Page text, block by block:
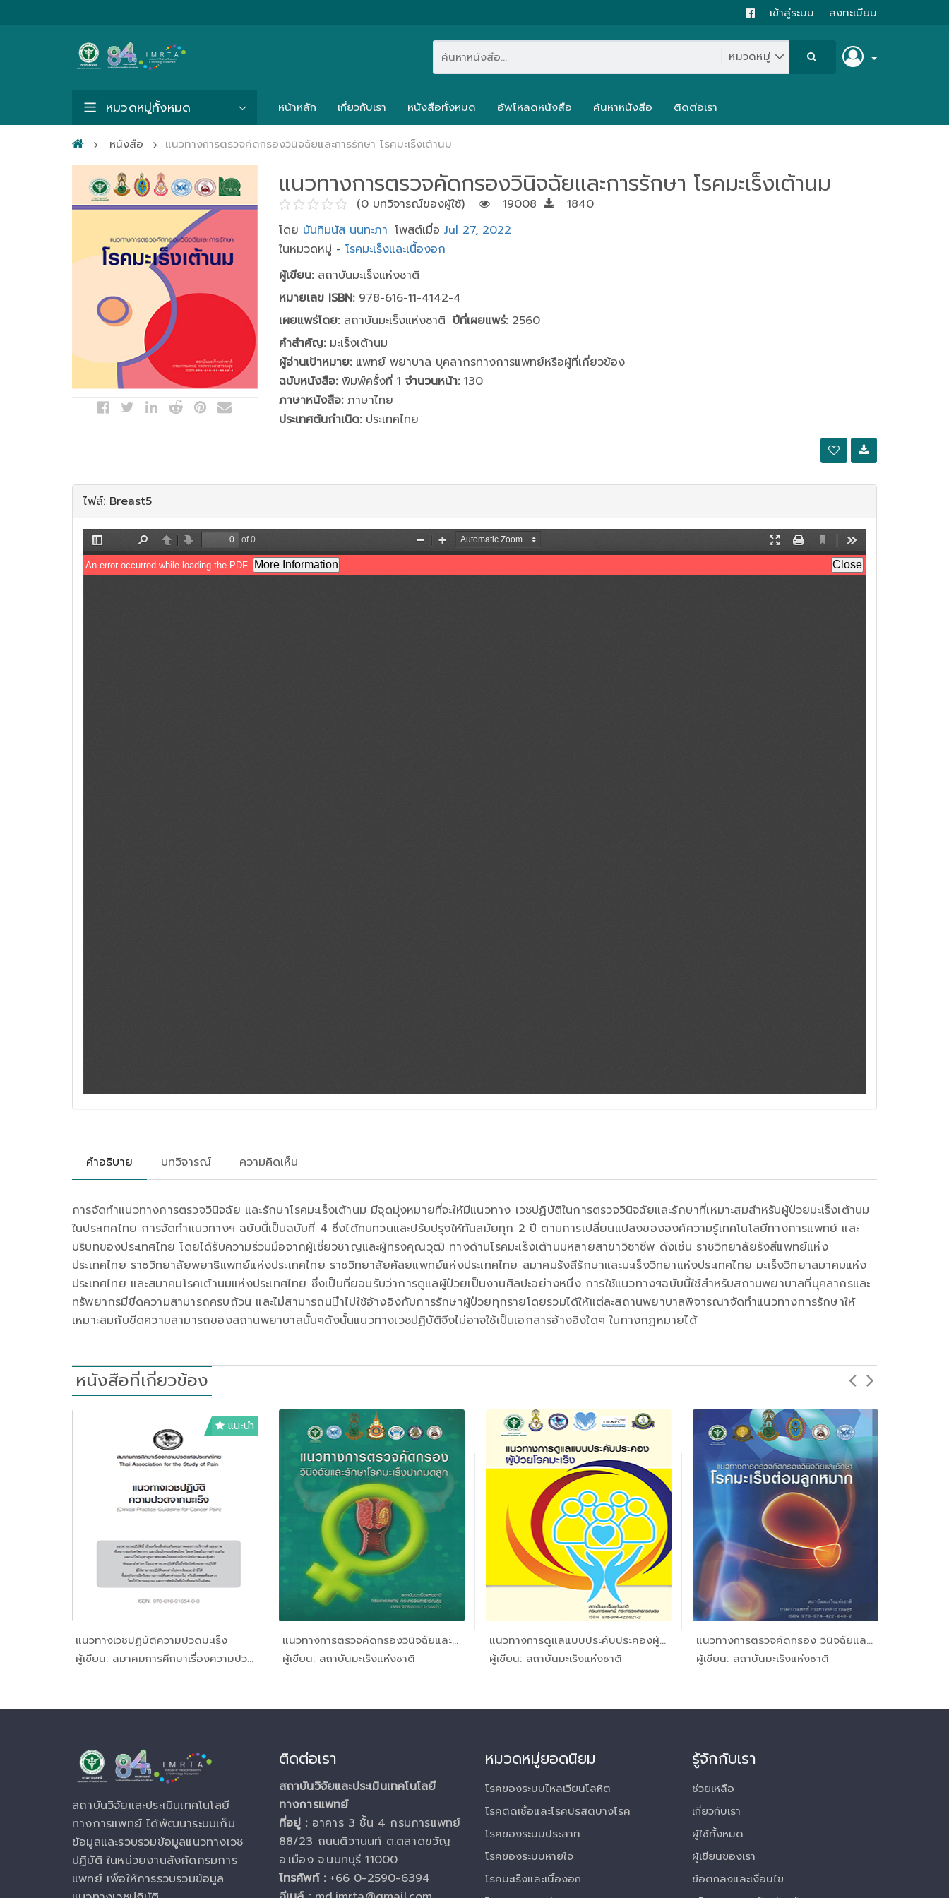
เข้าสู่ระบบ ลงทะเบียน
หมวดหมู่ทั้งหมด หน้าหลัก เกี่ยวกับเรา หนังสือทั้งหมด อัพโหลดหนังสือ ค้นหาหนังสือ ติดต่อเรา
หนังสือ แนวทางการตรวจคัดกรองวินิจฉัยและการรักษา โรคมะเร็งเต้านม
แนวทางการตรวจคัดกรองวินิจฉัยและการรักษา โรคมะเร็งเต้านม
(0 บทวิจารณ์ของผู้ใช้) 19008
1840
โดย นันทิมนัส นนทะภา โพสต์เมื่อ Jul 27, 2022
ในหมวดหมู่ - โรคมะเร็งและเนื้องอก
ผู้เขียน:สถาบันมะเร็งแห่งชาติ
หมายเลข ISBN:978-616-11-4142-4
เผยแพร่โดย:สถาบันมะเร็งแห่งชาติ ปีที่เผยแพร่:2560
คำสำคัญ:มะเร็งเต้านม
ผู้อ่านเป้าหมาย:แพทย์ พยาบาล บุคลากรทางการแพทย์หรือผู้ที่เกี่ยวข้อง
ฉบับหนังสือ:พิมพ์ครั้งที่ 1 จำนวนหน้า:130
ภาษาหนังสือ:ภาษาไทย
ประเทศต้นกำเนิด:ประเทศไทย
ไฟล์: Breast5
คำอธิบาย บทวิจารณ์ ความคิดเห็น
การจัดทำแนวทางการตรวจวินิจฉัย และรักษาโรคมะเร็งเต้านม มีจุดมุ่งหมายที่จะให้มีแนวทาง เวชปฏิบัติในการตรวจวินิจฉัยและรักษาที่เหมาะสมสำหรับผู้ป่วยมะเร็งเต้านม
ในประเทศไทย การจัดทำแนวทางฯ ฉบับนี้เป็นฉบับที่ 4 ซึ่งได้ทบทวนและปรับปรุงให้ทันสมัยทุก 2 ปี ตามการเปลี่ยนแปลงขององค์ความรู้เทคโนโลยีทางการแพทย์ และ
บริบทของประเทศไทย โดยได้รับความร่วมมือจากผู้เชี่ยวชาญและผู้ทรงคุณวุฒิ ทางด้านโรคมะเร็งเต้านมหลายสาขาวิชาชีพ ดังเช่น ราชวิทยาลัยรังสีแพทย์แห่ง
ประเทศไทย ราชวิทยาลัยพยาธิแพทย์แห่งประเทศไทย ราชวิทยาลัยศัลยแพทย์แห่งประเทศไทย สมาคมรังสีรักษาและมะเร็งวิทยาแห่งประเทศไทย มะเร็งวิทยาสมาคมแห่ง
ประเทศไทย และสมาคมโรคเต้านมแห่งประเทศไทย ซึ่งเป็นที่ยอมรับว่าการดูแลผู้ป่วยเป็นงานศิลปะอย่างหนึ่ง การใช้แนวทางฯฉบับนี้ใช้สำหรับสถานพยาบาลที่บุคลากรและ
ทรัพยากรมีขีดความสามารถครบถ้วน และไม่สามารถน􀁬ำไปใช้อ้างอิงกับการรักษาผู้ป่วยทุกรายโดยรวมได้ให้แต่ละสถานพยาบาลพิจารณาจัดทำแนวทางการรักษาให้
เหมาะสมกับขีดความสามารถของสถานพยาบาลนั้นๆดังนั้นแนวทางเวชปฏิบัติจึงไม่อาจใช้เป็นเอกสารอ้างอิงใดๆ ในทางกฎหมายได้
หนังสือที่เกี่ยวข้อง
แนะนำ
แนวทางเวชปฏิบัติความปวดมะเร็ง
ผู้เขียน: สมาคมการศึกษาเรื่องความปว...
In โรคมะเร...
แนวทางการตรวจคัดกรองวินิจฉัยและร...
ผู้เขียน: สถาบันมะเร็งแห่งชาติIn โรคมะเร...
แนวทางการดูแลแบบประคับประคองผู้ป...
ผู้เขียน: สถาบันมะเร็งแห่งชาติIn โรคมะเร...
แนวทางการตรวจคัดกรอง วินิจฉัยและ...
ผู้เขียน: สถาบันมะเร็งแห่งชาติIn โรคมะเร...
สถาบันวิจัยและประเมินเทคโนโลยี
ทางการแพทย์ ได้พัฒนาระบบเก็บ
ข้อมูลและรวบรวมข้อมูลแนวทางเวช
ปฏิบัติ ในหน่วยงานสังกัดกรมการ
แพทย์ เพื่อให้การรวบรวมข้อมูล
ติดต่อเรา
สถาบันวิจัยและประเมินเทคโนโลยี
ทางการแพทย์
ที่อยู่ : อาคาร 3 ชั้น 4 กรมการแพทย์
88/23 ถนนติวานนท์ ต.ตลาดขวัญ
อ.เมือง จ.นนทบุรี 11000
โทรศัพท์ : +66 0-2590-6394
หมวดหมู่ยอดนิยม
โรคของระบบไหลเวียนโลหิต
โรคติดเชื้อและโรคปรสิตบางโรค
โรคของระบบประสาท
โรคของระบบหายใจ
โรคมะเร็งและเนื้องอก
รู้จักกับเรา
ช่วยเหลือ
เกี่ยวกับเรา
ผู้ใช้ทั้งหมด
ผู้เขียนของเรา
ข้อตกลงและเงื่อนไข